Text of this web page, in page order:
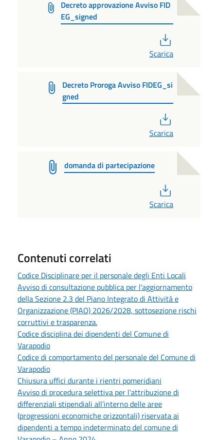
Decreto approvazione Avviso FID
EG_signed
Scarica
Decreto Proroga Avviso FIDEG_si
gned
Scarica
domanda di partecipazione
Scarica
Contenuti correlati
Codice Disciplinare per il personale degli Enti Locali
Avviso di consultazione pubblica per l'aggiornamento
della Sezione 2.3 del Piano Integrato di Attività e
Organizzazione (PIAO) 2026/2028, sottosezione rischi
corruttivi e trasparenza.
Codice disciplina dei dipendenti del Comune di
Varapodio
Codice di comportamento del personale del Comune di
Varapodio
Chiusura uffici durante i rientri pomeridiani
Avviso di procedura selettiva per l’attribuzione di
differenziali stipendiali all’interno delle aree
(progressioni economiche orizzontali) riservata ai
dipendenti a tempo indeterminato del comune di